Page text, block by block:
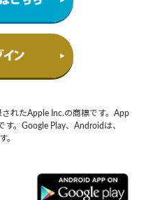
れたApple Inc.の商標です。App
。Google Play、Androidは、
。